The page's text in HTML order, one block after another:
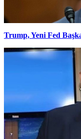
Trump, Yeni Fed